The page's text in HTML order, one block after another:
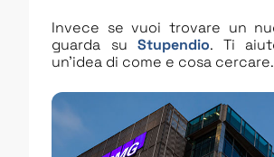
Invece se vuoi trovare un
guarda suStupendio. Ti
un’idea di come e cosa cercare.